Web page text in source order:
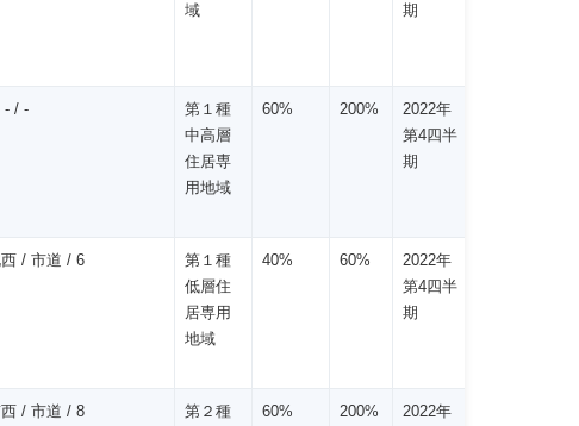
域
期
- / -
第１種
中高層
住居専
用地域
60% 200%
2022年
第4四半
期
/ 市道 / 6
第１種
低層住
居専用
地域
40% 60%
2022年
第4四半
期
/ 市道 / 8
第２種
60% 200%
2022年